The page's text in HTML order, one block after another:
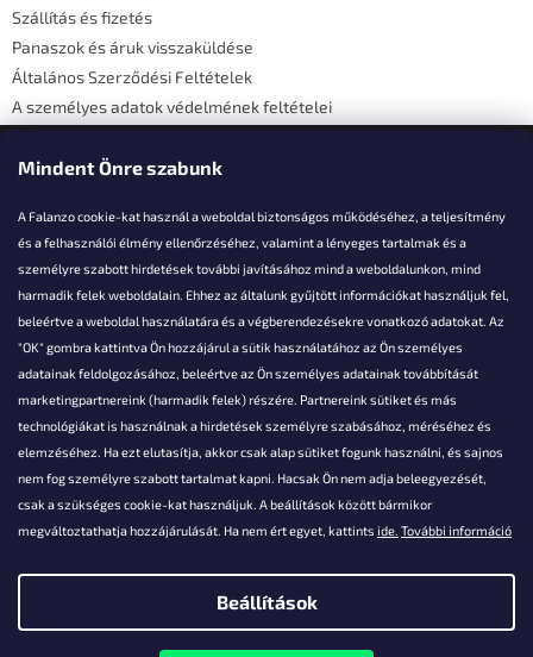
Mindent Önre szabunk
A Falanzo cookie-kat használ a weboldal biztonságos működéséhez, a teljesítmény
és a felhasználói élmény ellenőrzéséhez, valamint a lényeges tartalmak és a
személyre szabott hirdetések további javításához mind a weboldalunkon, mind
harmadik felek weboldalain. Ehhez az általunk gyűjtött információkat használjuk fel,
beleértve a weboldal használatára és a végberendezésekre vonatkozó adatokat. Az
"OK" gombra kattintva Ön hozzájárul a sütik használatához az Ön személyes
adatainak feldolgozásához, beleértve az Ön személyes adatainak továbbítását
marketingpartnereink (harmadik felek) részére. Partnereink sütiket és más
technológiákat is használnak a hirdetések személyre szabásához, méréséhez és
elemzéséhez. Ha ezt elutasítja, akkor csak alap sütiket fogunk használni, és sajnos
nem fog személyre szabott tartalmat kapni. Hacsak Ön nem adja beleegyezését,
csak a szükséges cookie-kat használjuk. A beállítások között bármikor
megváltoztathatja hozzájárulását. Ha nem ért egyet, kattints ide. További információ
Beállítások
Szállítás és fizetés
Panaszok és áruk visszaküldése
Általános Szerződési Feltételek
A személyes adatok védelmének feltételei
Elérhetőségi adatok
Akarsz kérdezni valamit?
info@falanzo.hu